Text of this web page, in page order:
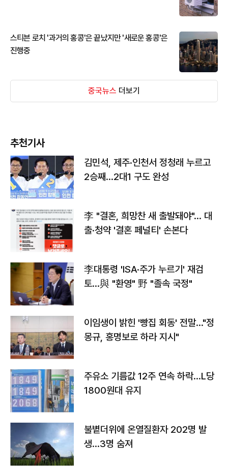
스티븐 로치 '과거의 홍콩'은 끝났지만 '새로운 홍콩'은
진행중
중국뉴스 더보기
추천기사
김민석, 제주·인천서 정청래 누르고
2승째…2대1 구도 완성
李 "결혼, 희망찬 새 출발돼야"… 대
출·청약 '결혼 페널티' 손본다
李대통령 'ISA·주가 누르기' 재검
토…與 "환영" 野 "졸속 국정"
이임생이 밝힌 '빵집 회동' 전말…"정
몽규, 홍명보로 하라 지시"
주유소 기름값 12주 연속 하락…L당
1800원대 유지
불볕더위에 온열질환자 202명 발
생…3명 숨져